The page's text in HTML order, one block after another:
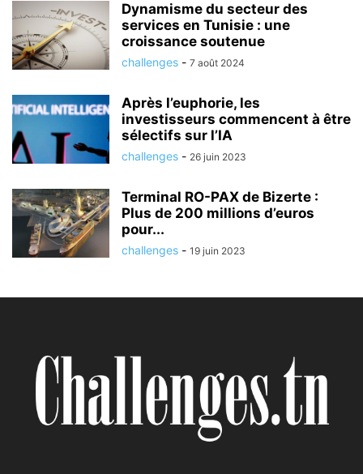
Dynamisme du secteur des
services en Tunisie : une
croissance soutenue
challenges - 7 août 2024
Après l’euphorie, les
investisseurs commencent à être
sélectifs sur l’IA
challenges - 26 juin 2023
Terminal RO-PAX de Bizerte :
Plus de 200 millions d’euros
pour...
challenges - 19 juin 2023